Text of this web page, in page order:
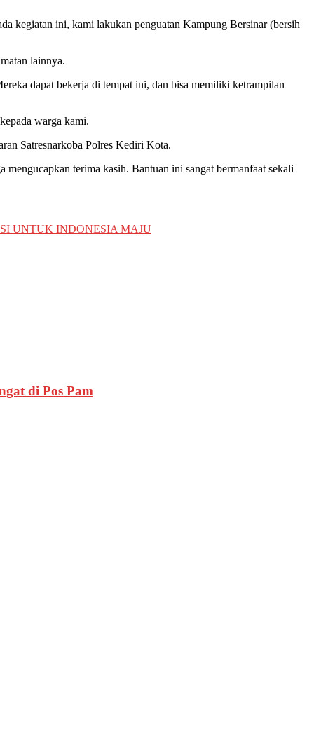
kegiatan ini, kami lakukan penguatan Kampung Bersinar (bersih
lainnya.
dapat bekerja di tempat ini, dan bisa memiliki ketrampilan
warga kami.
Satresnarkoba Polres Kediri Kota.
terima kasih. Bantuan ini sangat bermanfaat sekali
UNTUK INDONESIA MAJU
di Pos Pam